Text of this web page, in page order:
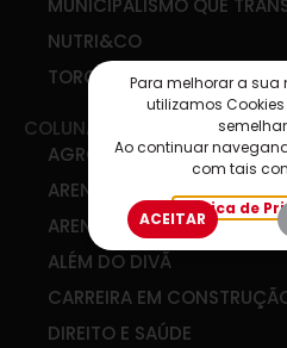
MUNICIPALISMO QUE
NUTRI&CO
TORCIDA SIM
COLUNAS
AGRO & COOP
ARENA DE IDEIAS
ARENA DIGITAL
ALÉM DO DIVÃ
CARREIRA EM
DIREITO E SAÚDE
Para melhorar a
utilizamos
Ao continuar
com tais
Política de
ACEITAR